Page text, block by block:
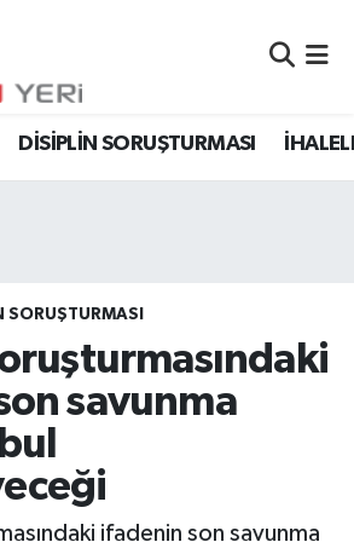
DİSİPLİN SORUŞTURMASI
SORUŞTURMASI
savunma
ifadenin son savunma